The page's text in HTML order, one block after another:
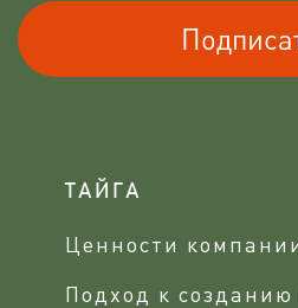
ТАЙГА
Ценности
Подход к созданию